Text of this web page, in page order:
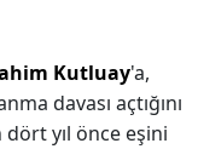
Kutluay'a,
davası açtığını
dört yıl önce eşini